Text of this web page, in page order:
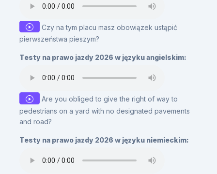
Czy na tym placu masz obowiązek ustąpić
pierwszeństwa pieszym?
Testy na prawo jazdy 2026 w języku angielskim:
Are you obliged to give the right of way to
pedestrians on a yard with no designated pavements
and road?
Testy na prawo jazdy 2026 w języku niemieckim: